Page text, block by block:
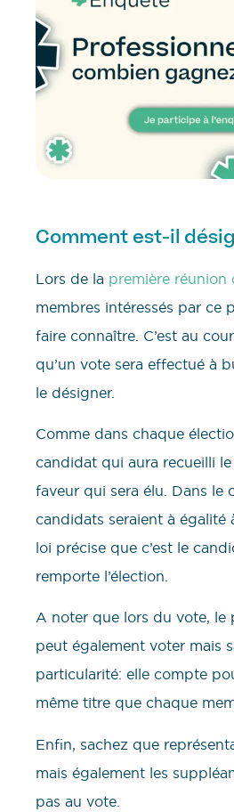
Comment est-il
Lors de la première réunion
membres intéressés par ce
faire connaître. C’est au
qu’un vote sera effectué à
le désigner.
Comme dans chaque
candidat qui aura recueilli
faveur qui sera élu. Dans le
candidats seraient à égalité
loi précise que c’est le
remporte l’élection.
A noter que lors du vote, le
peut également voter mais
particularité: elle compte
même titre que chaque
Enfin, sachez que
mais également les
pas au vote.